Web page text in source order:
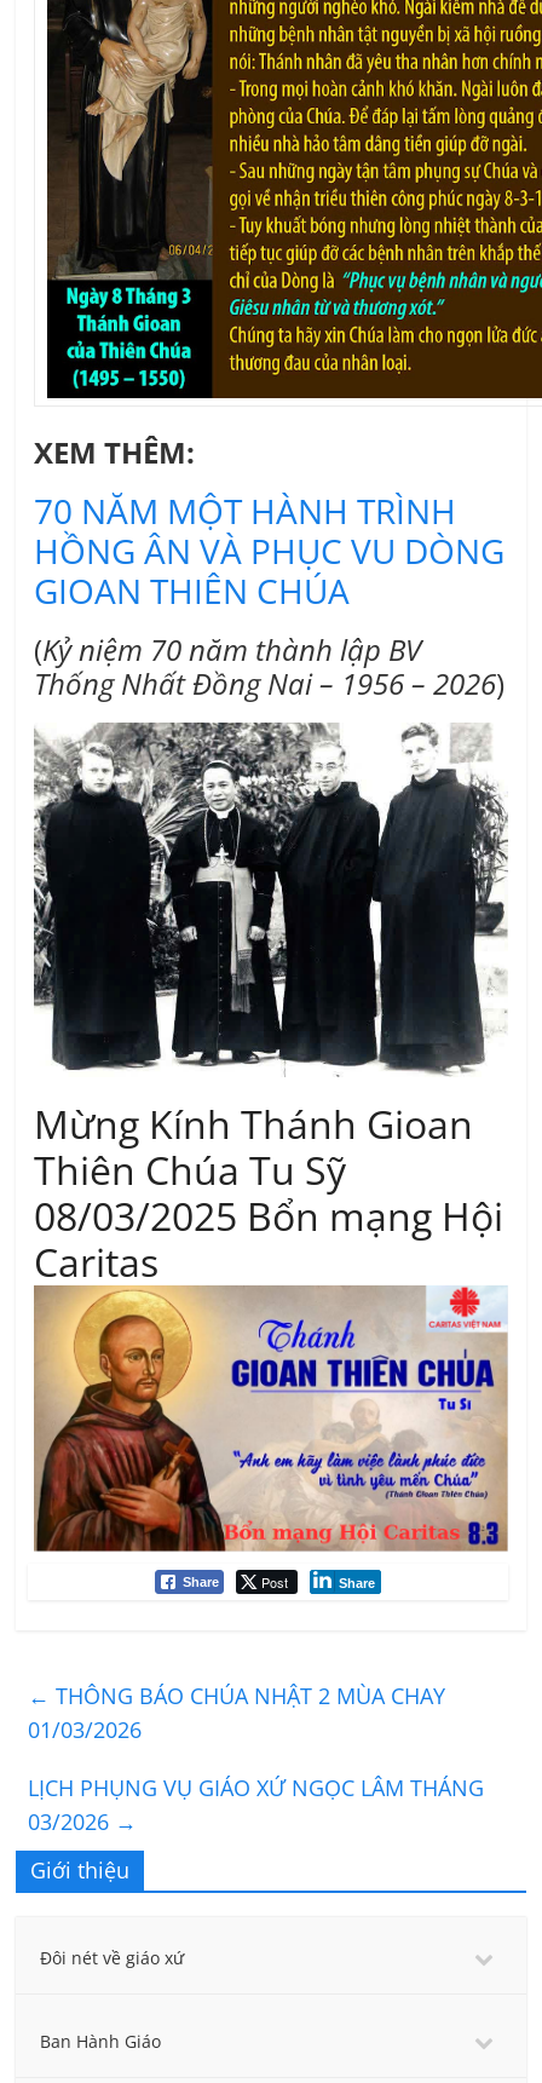
XEM THÊM:
70 NĂM MỘT HÀNH TRÌNH
HỒNG ÂN VÀ PHỤC VU DÒNG
GIOAN THIÊN CHÚA
(Kỷ niệm 70 năm thành lập BV
Thống Nhất Đồng Nai – 1956 – 2026)
Mừng Kính Thánh Gioan
Thiên Chúa Tu Sỹ
08/03/2025 Bổn mạng Hội
Caritas
Share Post Share
← THÔNG BÁO CHÚA NHẬT 2 MÙA CHAY
01/03/2026
LỊCH PHỤNG VỤ GIÁO XỨ NGỌC LÂM THÁNG
03/2026 →
Giới thiệu
Đôi nét về giáo xứ
Ban Hành Giáo